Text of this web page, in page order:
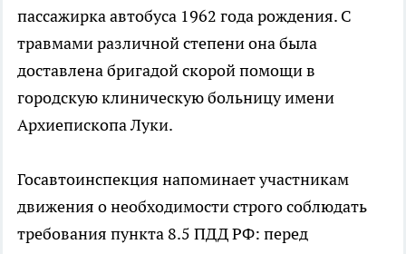
пассажирка автобуса 1962 года рождения. С
травмами различной степени она была
доставлена бригадой скорой помощи в
городскую клиническую больницу имени
Архиепископа Луки.
Госавтоинспекция напоминает участникам
движения о необходимости строго соблюдать
требования пункта 8.5 ПДД РФ: перед